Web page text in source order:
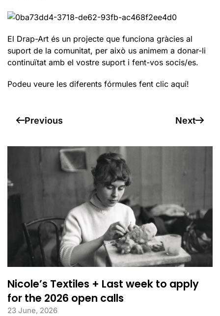
El Drap-Art és un projecte que funciona gràcies al
suport de la comunitat, per això us animem a donar-li
continuïtat amb el vostre suport i fent-vos socis/es.
Podeu veure les diferents fórmules fent clic aquí!
Previous Next
Nicole’s Textiles + Last week to apply
for the 2026 open calls
23 June, 2026